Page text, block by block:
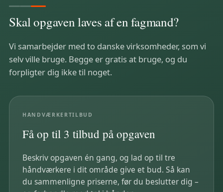
Skal opgaven laves af en fagmand?
Vi samarbejder med to danske virksomheder, som vi
selv ville bruge. Begge er gratis at bruge, og du
forpligter dig ikke til noget.
HÅNDVÆRKERTILBUD
Få op til 3 tilbud på opgaven
Beskriv opgaven én gang, og lad op til tre
håndværkere i dit område give et bud. Så kan
du sammenligne priserne, før du beslutter dig –